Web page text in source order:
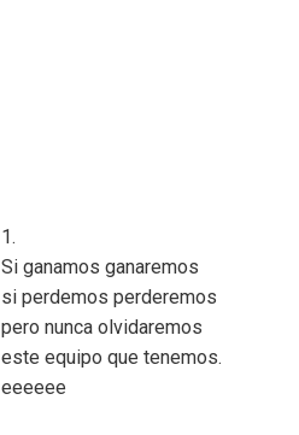
1.
Si ganamos ganaremos
si perdemos perderemos
pero nunca olvidaremos
este equipo que tenemos.
eeeeee